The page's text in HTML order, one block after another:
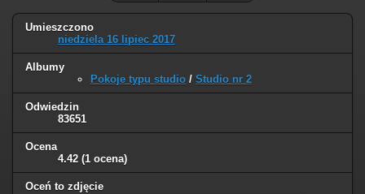
Umieszczono
niedziela 16 lipiec 2017
Albumy
Pokoje typu studio / Studio nr 2
Odwiedzin
83651
Ocena
4.42 (1 ocena)
Oceń to zdjęcie